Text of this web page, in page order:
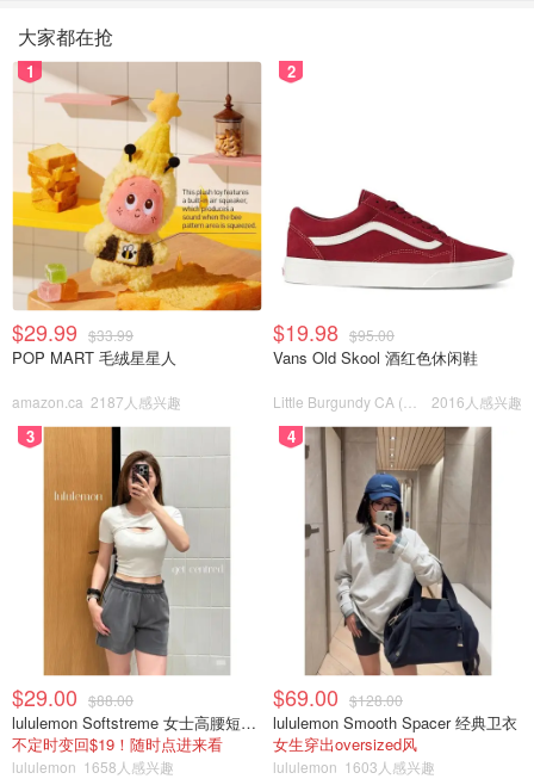
大家都在抢
1
$29.99 $33.99
POP MART 毛绒星星人
amazon.ca 2187人感兴趣
2
$19.98 $95.00
Vans Old Skool 酒红色休闲鞋
2016人感兴趣
3
$29.00 $88.00
lululemon Softstreme 女士高腰短裤 10cm
不定时变回$19！随时点进来看
lululemon 1658人感兴趣
4
$69.00 $128.00
lululemon Smooth Spacer 经典卫衣
女生穿出oversized风
lululemon 1603人感兴趣